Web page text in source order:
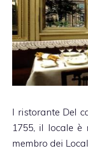
l ristorante Del
1755, il locale è
membro dei